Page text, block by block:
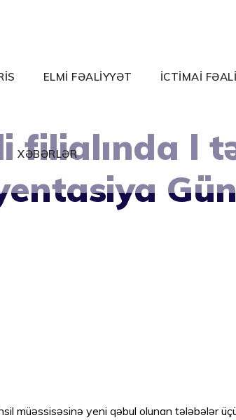
ELMİ FƏALİYYƏT İCTİMAİ
XƏBƏRLƏR
filialında l
yeni qəbul olunan tələbələr